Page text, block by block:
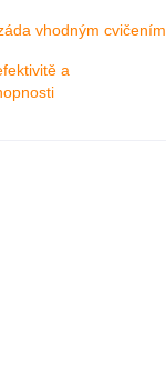
vhodným cvičením
a